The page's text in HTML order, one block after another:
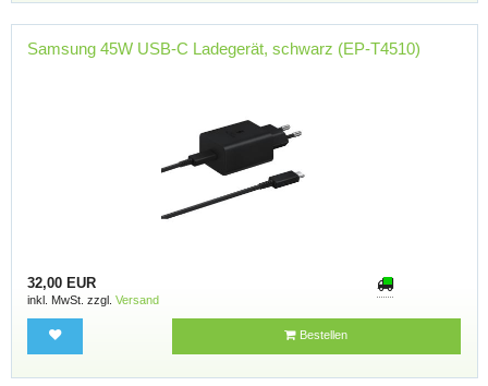
Samsung 45W USB-C Ladegerät, schwarz (EP-T4510)
32,00 EUR
inkl. MwSt. zzgl. Versand
Bestellen